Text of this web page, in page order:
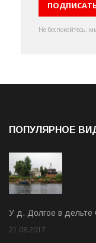
Не беспокойтесь,
ПОПУЛЯРНОЕ
У д. Долгое в
21.08.2017